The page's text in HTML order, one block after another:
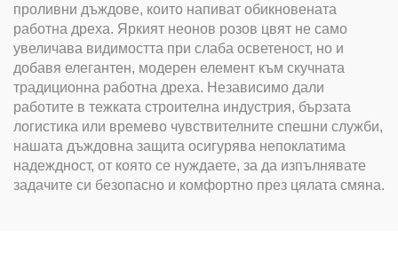
проливни дъждове, които напиват обикновената
работна дреха. Яркият неонов розов цвят не само
увеличава видимостта при слаба осветеност, но и
добавя елегантен, модерен елемент към скучната
традиционна работна дреха. Независимо дали
работите в тежката строителна индустрия, бързата
логистика или времево чувствителните спешни служби,
нашата дъждовна защита осигурява непоклатима
надеждност, от която се нуждаете, за да изпълнявате
задачите си безопасно и комфортно през цялата смяна.